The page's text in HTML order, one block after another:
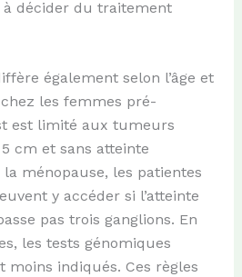
décider du traitement
également selon l’âge et
les femmes pré-
est limité aux tumeurs
cm et sans atteinte
ménopause, les patientes
y accéder si l’atteinte
pas trois ganglions. En
les tests génomiques
moins indiqués. Ces règles